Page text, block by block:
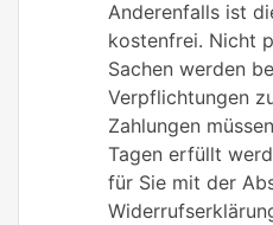
Anderenfalls ist
kostenfrei. Nicht
Sachen werden
Verpflichtungen
Zahlungen
Tagen erfüllt
für Sie mit der